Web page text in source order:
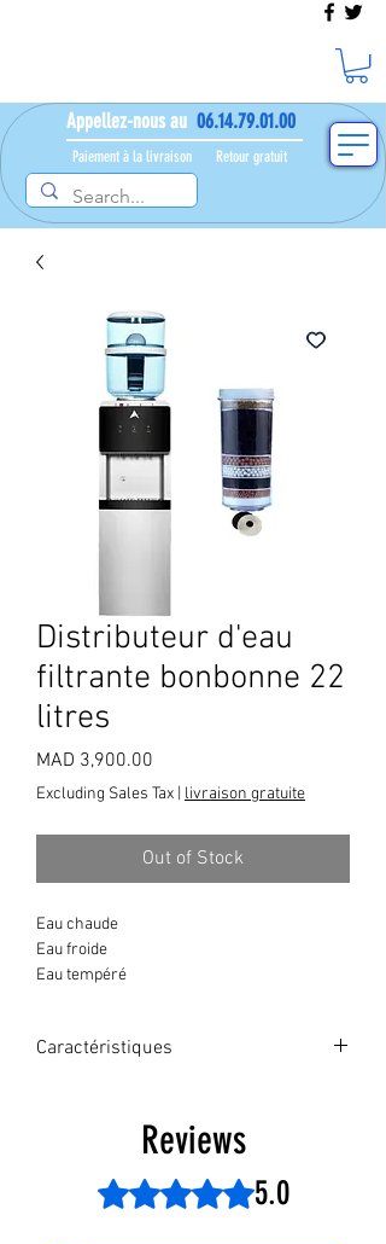
Appellez-nous au 06.14.79.01.00
Paiement à la livraison​ ​ Retour gratuit
Distributeur d'eau
filtrante bonbonne 22
litres
MAD 3,900.00
Excluding Sales Tax livraison gratuite
Out of Stock
Eau chaude
Eau froide
Eau tempéré
Caractéristiques
• Système de réfrigération : R 134a.
Reviews
Rated 5 out of 5 stars.
5.0